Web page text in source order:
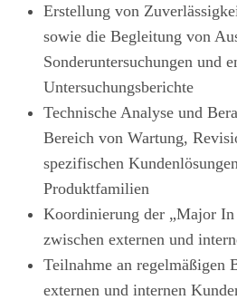
Erstellung von
sowie die Begleitung von
Sonderuntersuchungen und
Untersuchungsberichte
Technische Analyse und
Bereich von Wartung,
spezifischen
Produktfamilien
Koordinierung der „Major In
zwischen externen und
Teilnahme an regelmäßigen
externen und internen